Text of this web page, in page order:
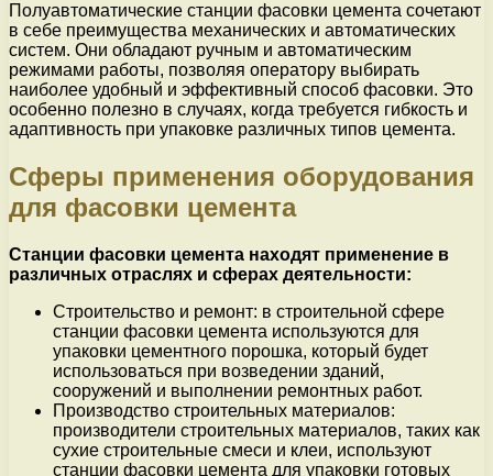
Полуавтоматические станции фасовки цемента сочетают
в себе преимущества механических и автоматических
систем. Они обладают ручным и автоматическим
режимами работы, позволяя оператору выбирать
наиболее удобный и эффективный способ фасовки. Это
особенно полезно в случаях, когда требуется гибкость и
адаптивность при упаковке различных типов цемента.
Сферы применения оборудования
для фасовки цемента
Станции фасовки цемента находят применение в
различных отраслях и сферах деятельности:
Строительство и ремонт: в строительной сфере
станции фасовки цемента используются для
упаковки цементного порошка, который будет
использоваться при возведении зданий,
сооружений и выполнении ремонтных работ.
Производство строительных материалов:
производители строительных материалов, таких как
сухие строительные смеси и клеи, используют
станции фасовки цемента для упаковки готовых